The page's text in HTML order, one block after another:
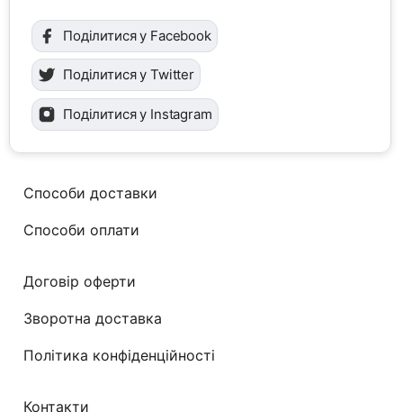
Поділитися у Facebook
Поділитися у Twitter
Поділитися у Instagram
Способи доставки
Способи оплати
Договір оферти
Зворотна доставка
Політика конфіденційності
Контакти